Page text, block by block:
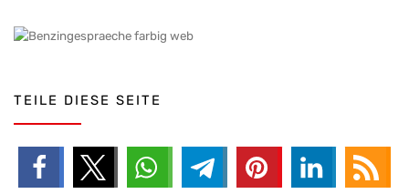
TEILE DIESE SEITE